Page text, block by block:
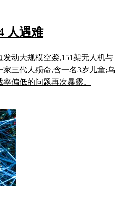
人遇难
动大规模空袭,151架无人机与
家三代人殒命,含一名3岁儿童;乌
偏低的问题再次暴露。